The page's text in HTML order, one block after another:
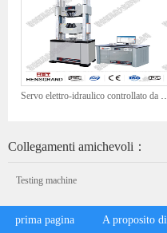
Collegamenti amichevoli：
Testing machine
prima pagina A proposito di